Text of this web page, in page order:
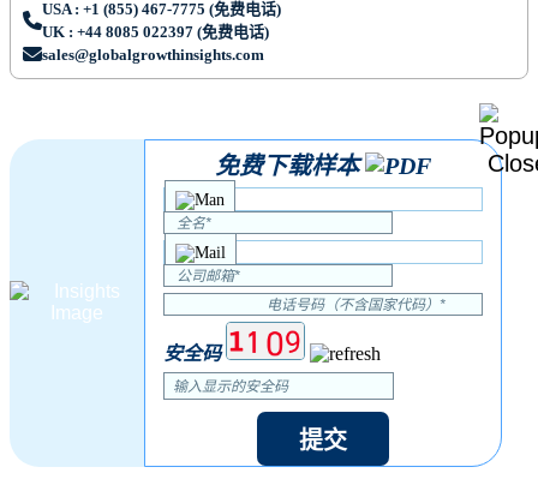
USA : +1 (855) 467-7775 (免费电话)
UK : +44 8085 022397 (免费电话)
sales@globalgrowthinsights.com
免费下载样本
安全码
提交